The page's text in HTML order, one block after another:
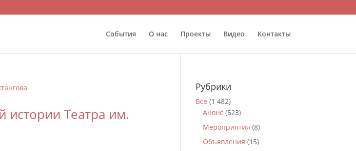
События О нас Проекты Видео Контакты
истории Театра им.
Рубрики
Все (1 482)
Анонс (523)
Мероприятия (8)
Объявления (15)